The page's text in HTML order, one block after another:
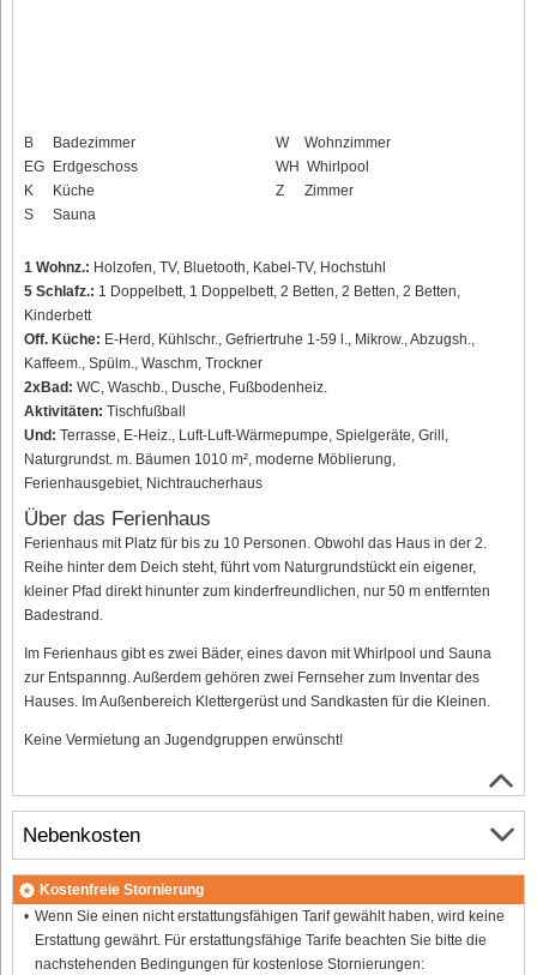
B
Badezimmer
EG
Erdgeschoss
K
Küche
S
Sauna
W
Wohnzimmer
WH Whirlpool
Z
Zimmer
1 Wohnz.: Holzofen, TV, Bluetooth, Kabel-TV, Hochstuhl
5 Schlafz.: 1 Doppelbett, 1 Doppelbett, 2 Betten, 2 Betten, 2 Betten,
Kinderbett
Off. Küche: E-Herd, Kühlschr., Gefriertruhe 1-59 l., Mikrow., Abzugsh.,
Kaffeem., Spülm., Waschm, Trockner
2xBad: WC, Waschb., Dusche, Fußbodenheiz.
Aktivitäten: Tischfußball
Und: Terrasse, E-Heiz., Luft-Luft-Wärmepumpe, Spielgeräte, Grill,
Naturgrundst. m. Bäumen 1010 m², moderne Möblierung,
Ferienhausgebiet, Nichtraucherhaus
Über das Ferienhaus
Ferienhaus mit Platz für bis zu 10 Personen. Obwohl das Haus in der 2.
Reihe hinter dem Deich steht, führt vom Naturgrundstückt ein eigener,
kleiner Pfad direkt hinunter zum kinderfreundlichen, nur 50 m entfernten
Badestrand.
Im Ferienhaus gibt es zwei Bäder, eines davon mit Whirlpool und Sauna
zur Entspannng. Außerdem gehören zwei Fernseher zum Inventar des
Hauses. Im Außenbereich Klettergerüst und Sandkasten für die Kleinen.
Keine Vermietung an Jugendgruppen erwünscht!
Nebenkosten
Kostenfreie Stornierung
Wenn Sie einen nicht erstattungsfähigen Tarif gewählt haben, wird keine
Erstattung gewährt. Für erstattungsfähige Tarife beachten Sie bitte die
nachstehenden Bedingungen für kostenlose Stornierungen: